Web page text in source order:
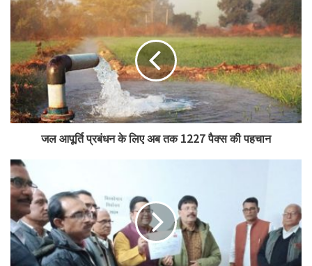
इस पहल की परिवर्तनकारी क्षमता को संबोधित करते हुए राकेश ने कहा, “सीएससी
और इफको की संयुक्त सेवाओं का लाभ उठाकर छोटे और सीमांत किसानों को महत्वपूर्ण
लाभ मिलेगा। यह पहल केवल कृषि सामग्री तक सीमित नहीं है; यह ग्रामीण विकास
और डिजिटल सशक्तिकरण को बढ़ावा देती है।”
यह साझेदारी स्थिरता और जलवायु लचीलापन पर भी जोर देती है, जो बदलती कृषि
चुनौतियों का सामना करने के लिए महत्वपूर्ण है। सीएससी के माध्यम से किसानों को
आधुनिक उपकरण, संसाधन और डिजिटल सेवाएं प्रदान करके, यह पहल उन्हें
जलवायु अस्थिरताओं के अनुकूल बनाने और प्रतिस्पर्धी बाजार में सफल होने के लिए
सशक्त बनाएगी।
इस साझेदारी का मुख्य उद्देश्य छोटे और सीमांत किसानों को सशक्त बनाते हुए एक
समावेशी कृषि पारिस्थितिकी तंत्र का निर्माण करना है। आवश्यक जानकारी और
सेवाओं तक डिजिटल पहुंच के माध्यम से यह पहल किसानों को सशक्त बनाती है, जिससे
जल आपूर्ति प्रबंधन के लिए अब तक 1227 पैक्स की पहचान